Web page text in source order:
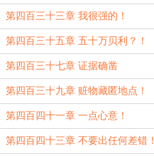
第四百三十三章 我很强的！
第四百三十五章 五十万贝利？！
第四百三十七章 证据确凿
第四百三十九章 赃物藏匿地点！
第四百四十一章 一点心意！
第四百四十三章 不要出任何差错！